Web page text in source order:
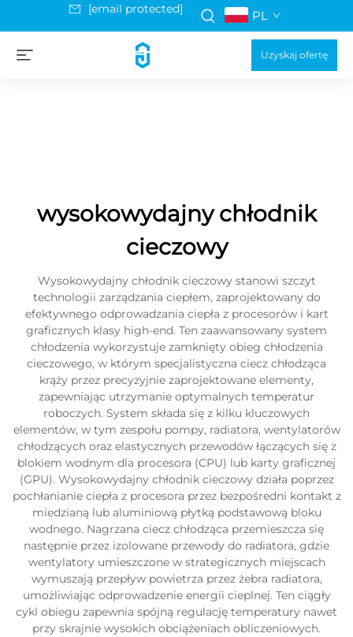
[email protected] PL
Uzyskaj ofertę
wysokowydajny chłodnik
cieczowy
Wysokowydajny chłodnik cieczowy stanowi szczyt
technologii zarządzania ciepłem, zaprojektowany do
efektywnego odprowadzania ciepła z procesorów i kart
graficznych klasy high-end. Ten zaawansowany system
chłodzenia wykorzystuje zamknięty obieg chłodzenia
cieczowego, w którym specjalistyczna ciecz chłodząca
krąży przez precyzyjnie zaprojektowane elementy,
zapewniając utrzymanie optymalnych temperatur
roboczych. System składa się z kilku kluczowych
elementów, w tym zespołu pompy, radiatora, wentylatorów
chłodzących oraz elastycznych przewodów łączących się z
blokiem wodnym dla procesora (CPU) lub karty graficznej
(GPU). Wysokowydajny chłodnik cieczowy działa poprzez
pochłanianie ciepła z procesora przez bezpośredni kontakt z
miedzianą lub aluminiową płytką podstawową bloku
wodnego. Nagrzana ciecz chłodząca przemieszcza się
następnie przez izolowane przewody do radiatora, gdzie
wentylatory umieszczone w strategicznych miejscach
wymuszają przepływ powietrza przez żebra radiatora,
umożliwiając odprowadzenie energii cieplnej. Ten ciągły
cykl obiegu zapewnia spójną regulację temperatury nawet
przy skrajnie wysokich obciążeniach obliczeniowych.